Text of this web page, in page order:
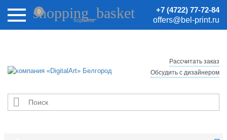
Внимание! Цены на сайте могут быть неактуальными.
Актуальные цены уточняйте у менеджеров.
+7 (4722) 77-72-84
offers@bel-print.ru
shopping_basket
Корзина
0

Рассчитать заказ
Обсудить с дизайнером